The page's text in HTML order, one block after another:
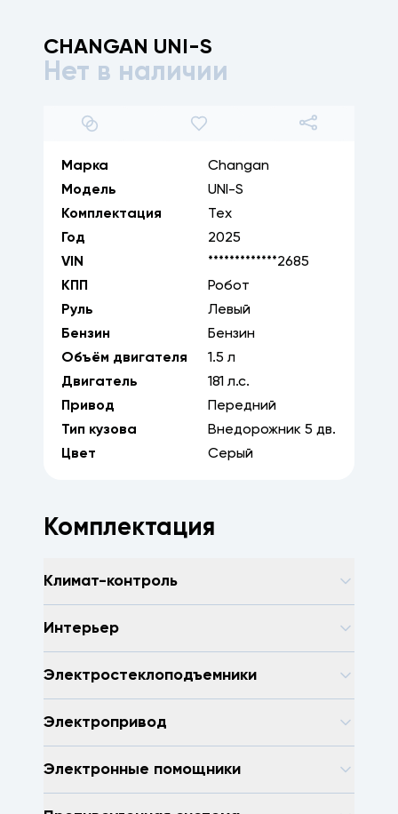
CHANGAN UNI-S
Нет в наличии
1/7
Марка
Changan
Модель
UNI-S
Комплектация
Тех
Год
2025
VIN
*************2685
КПП
Робот
Руль
Левый
Бензин
Бензин
Объём двигателя
1.5 л
Двигатель
181 л.с.
Привод
Передний
Тип кузова
Внедорожник 5 дв.
Цвет
Серый
Комплектация
Климат-контроль
Интерьер
Электростеклоподъемники
Электропривод
Электронные помощники